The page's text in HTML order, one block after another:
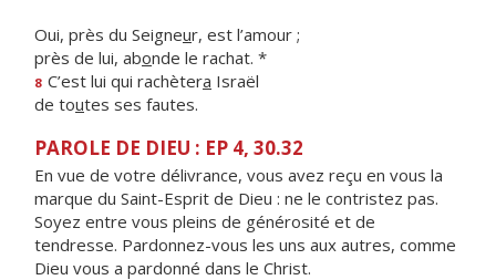
Oui, près du Seigneur, est l’amour ;
près de lui, abonde le rachat. *
8 C’est lui qui rachètera Israël
de toutes ses fautes.
PAROLE DE DIEU : EP 4, 30.32
En vue de votre délivrance, vous avez reçu en vous la
marque du Saint-Esprit de Dieu : ne le contristez pas.
Soyez entre vous pleins de générosité et de
tendresse. Pardonnez-vous les uns aux autres, comme
Dieu vous a pardonné dans le Christ.